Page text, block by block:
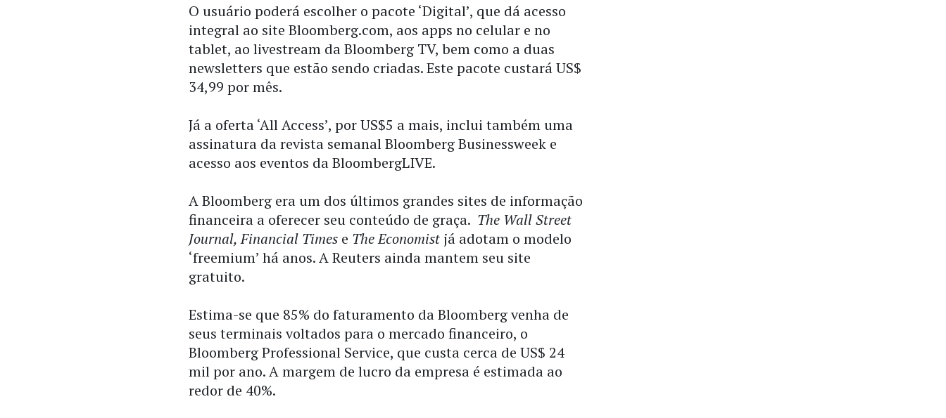
O usuário poderá escolher o pacote ‘Digital’, que dá acesso
integral ao site Bloomberg.com, aos apps no celular e no
tablet, ao livestream da Bloomberg TV, bem como a duas
newsletters que estão sendo criadas. Este pacote custará US$
34,99 por mês.
Já a oferta ‘All Access’, por US$5 a mais, inclui também uma
assinatura da revista semanal Bloomberg Businessweek e
acesso aos eventos da BloombergLIVE.
A Bloomberg era um dos últimos grandes sites de informação
financeira a oferecer seu conteúdo de graça. The Wall Street
Journal, Financial Times e The Economist já adotam o modelo
‘freemium’ há anos. A Reuters ainda mantem seu site
gratuito.
Estima-se que 85% do faturamento da Bloomberg venha de
seus terminais voltados para o mercado financeiro, o
Bloomberg Professional Service, que custa cerca de US$ 24
mil por ano. A margem de lucro da empresa é estimada ao
redor de 40%.